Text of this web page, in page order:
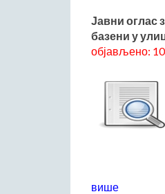
Јавни оглас
базени у
објављено:
више